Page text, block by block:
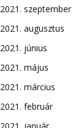
2021. szeptember
2021. augusztus
2021. június
2021. május
2021. március
2021. február